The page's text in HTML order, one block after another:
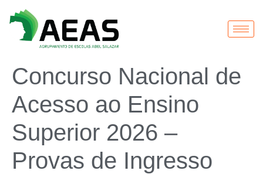
Concurso Nacional de
Acesso ao Ensino
Superior 2026 –
Provas de Ingresso